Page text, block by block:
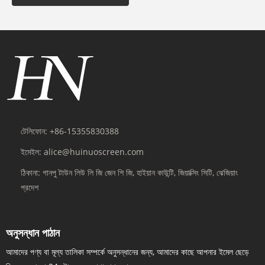
টেলিফোন: +86-15355830388
ইমেইল: alice@huinuoscreen.com
ঠিকানা: গানপু টাউন লিউ লি জি জেন ​​শি জি, হাইয়ান কাউন্টি, জিয়াক্সিং সিটি, ঝেজিয়াং
প্রদেশ
অনুসন্ধান পাঠান
আমাদের পণ্য বা মূল্য তালিকা সম্পর্কে অনুসন্ধানের জন্য, আমাদের কাছে আপনার ইমেল ছেড়ে